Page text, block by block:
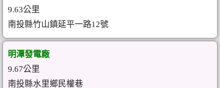
9.63公里
南投縣竹山鎮延平一路12號
明潭發電廠
9.67公里
南投縣水里鄉民權巷